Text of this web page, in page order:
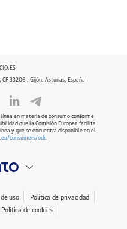
33206 , Gijón, Asturias, España
en materia de consumo conforme
que la Comisión Europea facilita
y que se encuentra disponible en el
consumers/odr.
uso
Política de privacidad
Política de cookies